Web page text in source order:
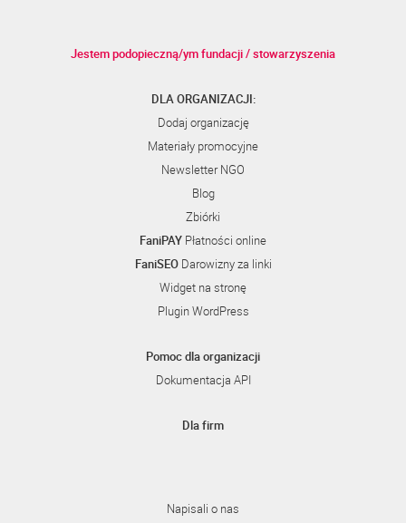
Jestem podopieczną/ym fundacji / stowarzyszenia
DLA ORGANIZACJI:
Dodaj organizację
Materiały promocyjne
Newsletter NGO
Blog
Zbiórki
FaniPAY Płatności online
FaniSEODarowizny za linki
Widget na stronę
Plugin WordPress
Pomoc dla organizacji
Dokumentacja API
Dla firm
Napisali o nas